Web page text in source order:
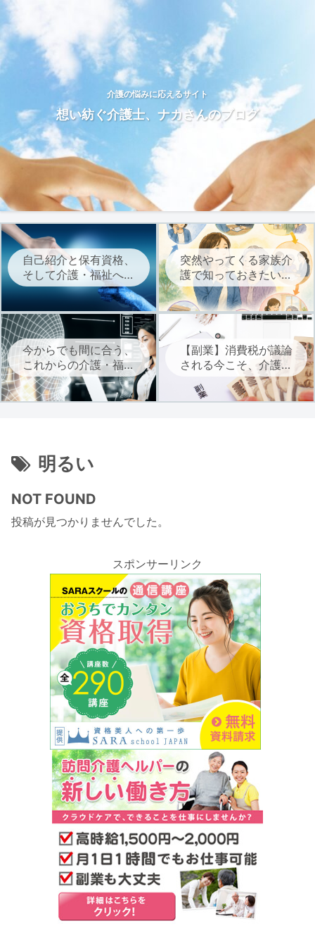
介護の悩みに応えるサイト
想い紡ぐ介護士、ナカさんのブログ
自己紹介と保有資格、
そして介護・福祉への
想いについて
突然やってくる家族介
護で知っておきたい、
介護サービスを始める
までの流れ
今からでも間に合う、
これからの介護・福祉
に必要なAIを学ぶ
【副業】消費税が議論
される今こそ、介護・
福祉職は自立に向けた
副業を考えよう
明るい
NOT FOUND
投稿が見つかりませんでした。
スポンサーリンク